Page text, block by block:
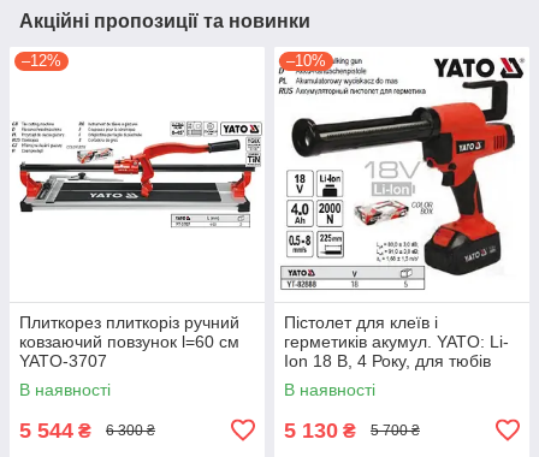
Акційні пропозиції та новинки
–12%
Плиткорез плиткоріз ручний
ковзаючий повзунок l=60 cм
YATO-3707
В наявності
5 544 ₴ 6 300 ₴
–10%
Пістолет для клеїв і
герметиків акумул. YATO: Li-
Ion 18 В, 4 Року, для тюбів
l=225 мм, 0.5-8 мм/с YT-
82888
В наявності
5 130 ₴ 5 700 ₴